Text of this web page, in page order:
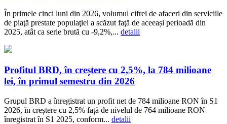
În primele cinci luni din 2026, volumul cifrei de afaceri din serviciile
de piaţă prestate populaţiei a scăzut faţă de aceeași perioadă din
2025, atât ca serie brută cu -9,2%,... detalii
Profitul BRD, în creștere cu 2,5%, la 784 milioane
lei, în primul semestru din 2026
Grupul BRD a înregistrat un profit net de 784 milioane RON în S1
2026, în creștere cu 2,5% față de nivelul de 764 milioane RON
înregistrat în S1 2025, conform... detalii